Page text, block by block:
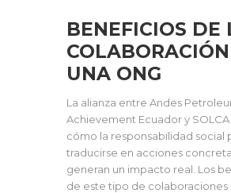
BENEFICIOS DE
COLABORACIÓN
UNA ONG
La alianza entre Andes
Achievement Ecuador y
cómo la responsabilidad social
traducirse en acciones
generan un impacto real. Los
de este tipo de colaboraciones